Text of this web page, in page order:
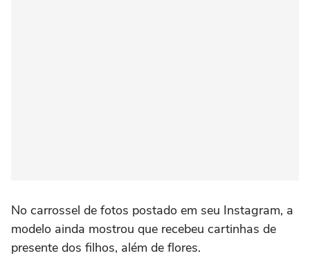
No carrossel de fotos postado em seu Instagram, a
modelo ainda mostrou que recebeu cartinhas de
presente dos filhos, além de flores.